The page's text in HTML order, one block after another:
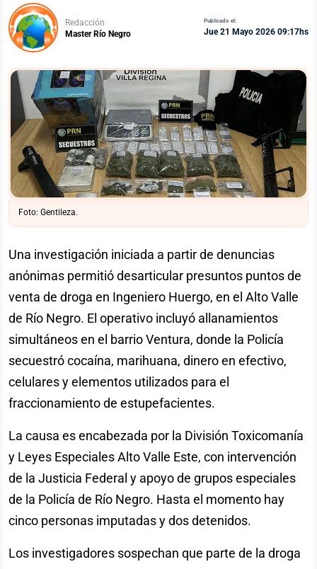
Redacción
Master Río Negro
Publicado el:
Jue 21 Mayo 2026 09:17hs
Foto: Gentileza.
Una investigación iniciada a partir de denuncias
anónimas permitió desarticular presuntos puntos de
venta de droga en Ingeniero Huergo, en el Alto Valle
de Río Negro. El operativo incluyó allanamientos
simultáneos en el barrio Ventura, donde la Policía
secuestró cocaína, marihuana, dinero en efectivo,
celulares y elementos utilizados para el
fraccionamiento de estupefacientes.
La causa es encabezada por la División Toxicomanía
y Leyes Especiales Alto Valle Este, con intervención
de la Justicia Federal y apoyo de grupos especiales
de la Policía de Río Negro. Hasta el momento hay
cinco personas imputadas y dos detenidos.
Los investigadores sospechan que parte de la droga